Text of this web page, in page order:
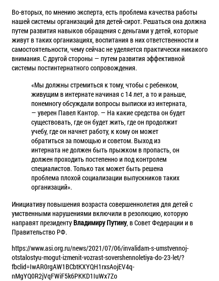
Во-вторых, по мнению эксперта, есть проблема качества работы
нашей системы организаций для детей-сирот. Решаться она должна
путем развития навыков обращения с деньгами у детей, которые
живут в таких организациях, воспитания в них ответственности и
самостоятельности, чему сейчас не уделяется практически никакого
внимания. С другой стороны — путем развития эффективной
системы постинтернатного сопровождения.
«Мы должны стремиться к тому, чтобы с ребенком,
живущим в интернате начиная с 14 лет, а то и раньше,
понемногу обсуждали вопросы выписки из интерната,
— уверен Павел Кантор. — На какие средства он будет
существовать, где он будет жить, где он продолжит
учебу, где он начнет работу, к кому он может
обратиться за помощью и советом. Выход из
интерната не должен быть прыжком в пропасть, он
должен проходить постепенно и под контролем
специалистов. Только так может быть решена
проблема плохой социализации выпускников таких
организаций».
Инициативу повышения возраста совершеннолетия для детей с
умственными нарушениями включили в резолюцию, которую
направят президенту Владимиру Путину, в Совет Федерации и в
Правительство РФ.
https://www.asi.org.ru/news/2021/07/06/invalidam-s-umstvennoj-
otstalostyu-mogut-izmenit-vozrast-sovershennoletiya-do-23-let/?
fbclid=IwAR0rgAW1BCbtKXYQH1rxsAojEV4q-
nMgYQ0R2jVqFWiF5k6PKKD1IuWx7Zo